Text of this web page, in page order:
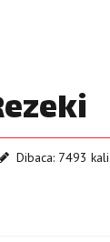
Dibaca: 7493 kali